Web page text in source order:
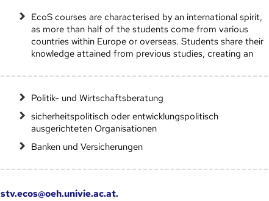
EcoS courses are characterised by an international spirit,
as more than half of the students come from various
countries within Europe or overseas. Students share their
knowledge attained from previous studies, creating an
Politik- und Wirtschaftsberatung
sicherheitspolitisch oder entwicklungspolitisch
ausgerichteten Organisationen
Banken und Versicherungen
stv.ecos@oeh.univie.ac.at.